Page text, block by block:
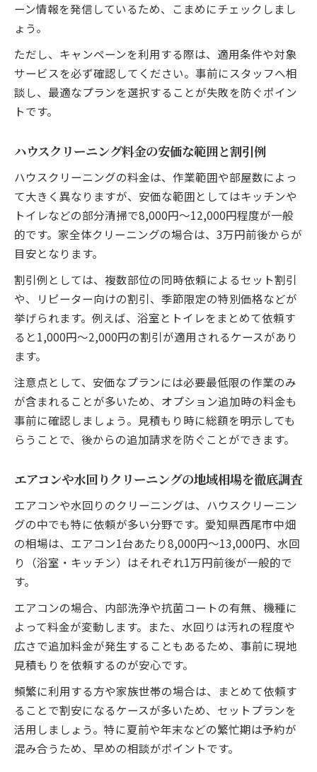
ーン情報を発信しているため、こまめにチェックしまし
ょう。
ただし、キャンペーンを利用する際は、適用条件や対象
サービスを必ず確認してください。事前にスタッフへ相
談し、最適なプランを選択することが失敗を防ぐポイン
トです。
ハウスクリーニング料金の安価な範囲と割引例
ハウスクリーニングの料金は、作業範囲や部屋数によっ
て大きく異なりますが、安価な範囲としてはキッチンや
トイレなどの部分清掃で8,000円～12,000円程度が一般
的です。家全体クリーニングの場合は、3万円前後からが
目安となります。
割引例としては、複数部位の同時依頼によるセット割引
や、リピーター向けの割引、季節限定の特別価格などが
挙げられます。例えば、浴室とトイレをまとめて依頼す
ると1,000円～2,000円の割引が適用されるケースがあり
ます。
注意点として、安価なプランには必要最低限の作業のみ
が含まれることが多いため、オプション追加時の料金も
事前に確認しましょう。見積もり時に総額を明示しても
らうことで、後からの追加請求を防ぐことができます。
エアコンや水回りクリーニングの地域相場を徹底調査
エアコンや水回りのクリーニングは、ハウスクリーニン
グの中でも特に依頼が多い分野です。愛知県西尾市中畑
の相場は、エアコン1台あたり8,000円～13,000円、水回
り（浴室・キッチン）はそれぞれ1万円前後が一般的で
す。
エアコンの場合、内部洗浄や抗菌コートの有無、機種に
よって料金が変動します。また、水回りは汚れの程度や
広さで追加料金が発生することもあるため、事前に現地
見積もりを依頼するのが安心です。
頻繁に利用する方や家族世帯の場合は、まとめて依頼す
ることで割安になるケースが多いため、セットプランを
活用しましょう。特に夏前や年末などの繁忙期は予約が
混み合うため、早めの相談がポイントです。